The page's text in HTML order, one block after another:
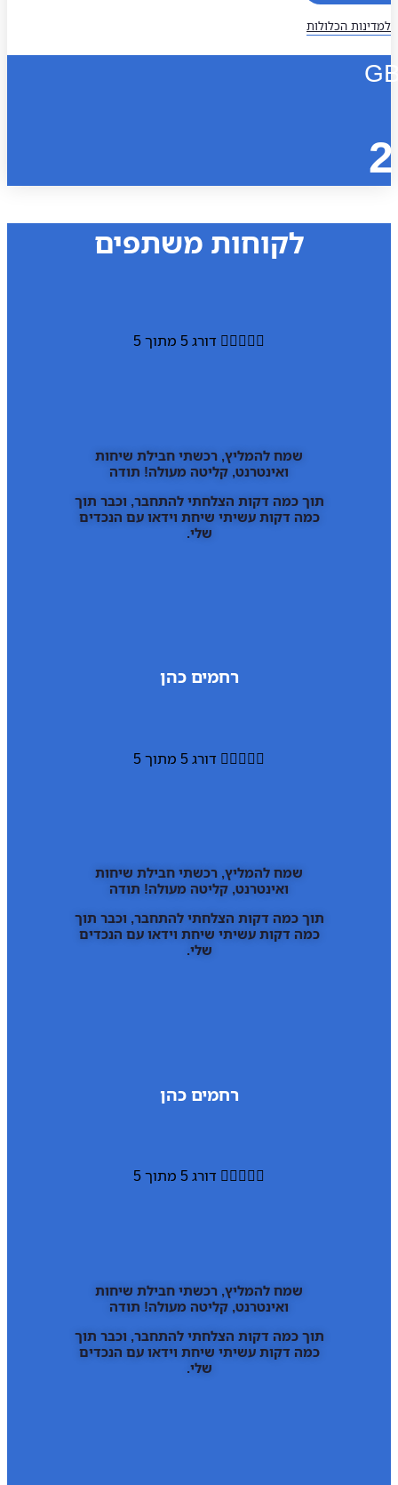
הכלולות
לקוחות משתפים
 דורג 5 מתוך 5
שמח להמליץ, רכשתי חבילת שיחות
ואינטרנט, קליטה מעולה! תודה
תוך כמה דקות הצלחתי להתחבר, וכבר תוך
כמה דקות עשיתי שיחת וידאו עם הנכדים
שלי.
רחמים כהן
 דורג 5 מתוך 5
שמח להמליץ, רכשתי חבילת שיחות
ואינטרנט, קליטה מעולה! תודה
תוך כמה דקות הצלחתי להתחבר, וכבר תוך
כמה דקות עשיתי שיחת וידאו עם הנכדים
שלי.
רחמים כהן
 דורג 5 מתוך 5
שמח להמליץ, רכשתי חבילת שיחות
ואינטרנט, קליטה מעולה! תודה
תוך כמה דקות הצלחתי להתחבר, וכבר תוך
כמה דקות עשיתי שיחת וידאו עם הנכדים
שלי.